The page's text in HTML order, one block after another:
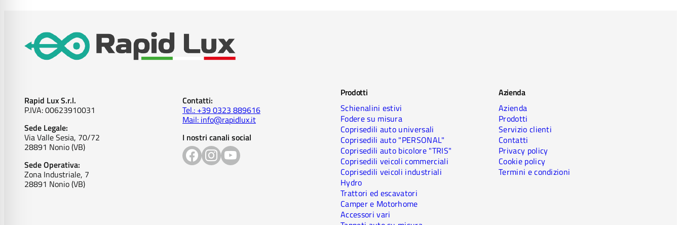
Rapid Lux S.r.l.
P.IVA: 00623910031
Sede Legale:
Via Valle Sesia, 70/72
28891 Nonio (VB)
Sede Operativa:
Zona Industriale, 7
28891 Nonio (VB)
Contatti:
Tel.: +39 0323 889616
Mail: info@rapidlux.it
I nostri canali social
Prodotti
Schienalini estivi
Fodere su misura
Coprisedili auto universali
Coprisedili auto "PERSONAL"
Coprisedili auto bicolore "TRIS"
Coprisedili veicoli commerciali
Coprisedili veicoli industriali
Hydro
Trattori ed escavatori
Camper e Motorhome
Accessori vari
Azienda
Azienda
Prodotti
Servizio clienti
Contatti
Privacy policy
Cookie policy
Termini e condizioni